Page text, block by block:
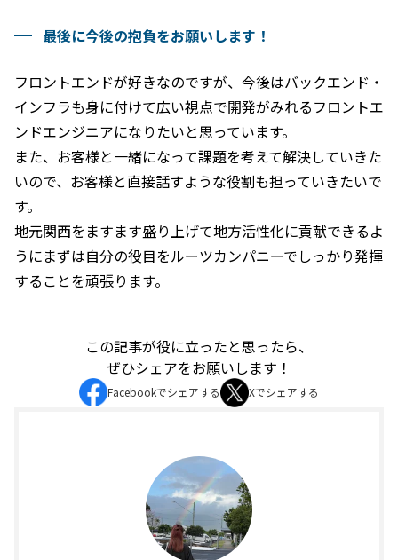
最後に今後の抱負をお願いします！
フロントエンドが好きなのですが、今後はバックエンド・
インフラも身に付けて広い視点で開発がみれるフロントエ
ンドエンジニアになりたいと思っています。
また、お客様と一緒になって課題を考えて解決していきた
いので、お客様と直接話すような役割も担っていきたいで
す。
地元関西をますます盛り上げて地方活性化に貢献できるよ
うにまずは自分の役目をルーツカンパニーでしっかり発揮
することを頑張ります。
この記事が役に立ったと思ったら、
ぜひシェアをお願いします！
Facebookでシェアする Xでシェアする